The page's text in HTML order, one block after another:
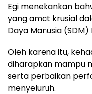
Egi menekankan
yang amat krusial
Daya Manusia
Oleh karena itu,
diharapkan mampu
serta perbaikan
menyeluruh.